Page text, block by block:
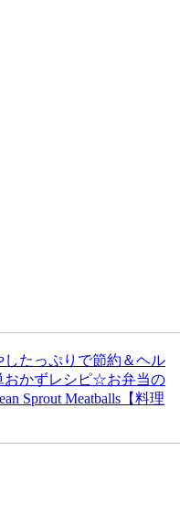
たっぷりで節約＆ヘル
おかずレシピ☆お弁当の
Sprout Meatballs【料理